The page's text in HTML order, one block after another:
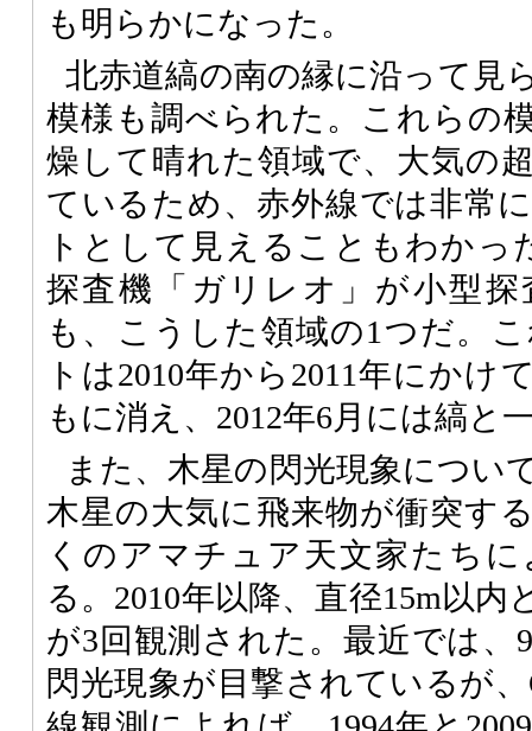
も明らかになった。
北赤道縞の南の縁に沿って見
模様も調べられた。これらの
燥して晴れた領域で、大気の
ているため、赤外線では非常
トとして見えることもわかっ
探査機「ガリレオ」が小型
も、こうした領域の1つだ。
トは2010年から2011年にかけ
もに消え、2012年6月には縞と
また、木星の閃光現象につい
木星の大気に飛来物が衝突す
くのアマチュア天文家たち
る。2010年以降、直径15m以
が3回観測された。最近では、
閃光現象が目撃されているが